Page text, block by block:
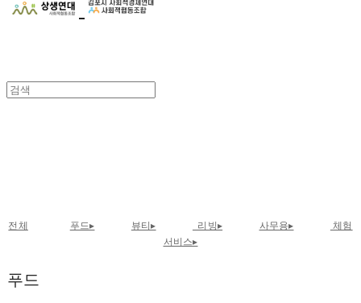
전체 푸드▸ 뷰티▸ 리빙▸ 사무용▸
체험
서비스▸
푸드